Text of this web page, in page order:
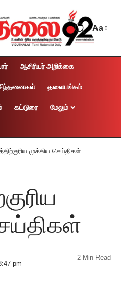
Aa
ஆசிரியர் அறிக்கை
தலையங்கம்
கட்டுரை மேலும்
முக்கிய செய்திகள்
pm
2 Min Read